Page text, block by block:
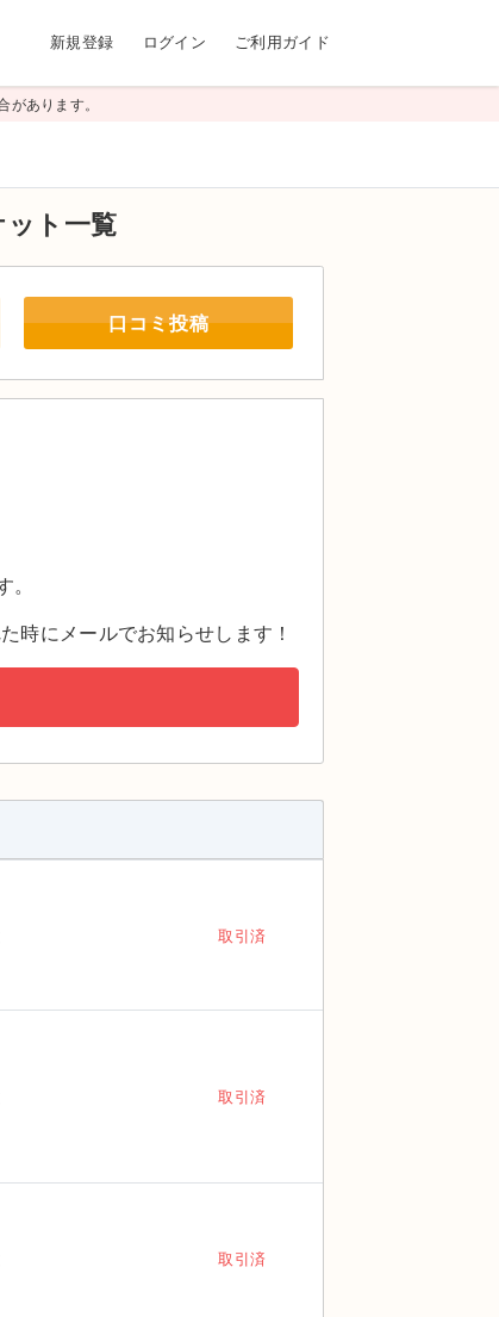
新規登録 ログイン ご利用ガイド
あります。
ット一覧
口コミ投稿
時にメールでお知らせします！
取引済
取引済
取引済